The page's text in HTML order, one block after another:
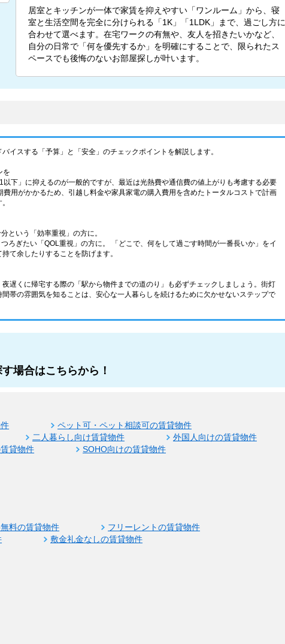
居室とキッチンが一体で家賃を抑えやすい「ワンルーム」から、寝
室と生活空間を完全に分けられる「1K」「1LDK」まで、過ごし方に
合わせて選べます。在宅ワークの有無や、友人を招きたいかなど、
自分の日常で「何を優先するか」を明確にすることで、限られたス
ペースでも後悔のないお部屋探しが叶います。
イスする「予算」と「安全」のチェックポイントを解説します。
を
下」に抑えるのが一般的ですが、最近は光熱費や通信費の値上がりも考慮する必要
用がかかるため、引越し料金や家具家電の購入費用を含めたトータルコストで計画
という「効率重視」の方に。
ろぎたい「QOL重視」の方に。 「どこで、何をして過ごす時間が一番長いか」をイ
て余したりすることを防げます。
遅くに帰宅する際の「駅から物件までの道のり」も必ずチェックしましょう。街灯
帯の雰囲気を知ることは、安心な一人暮らしを続けるために欠かせないステップで
場合はこちらから！
ペット可・ペット相談可の賃貸物件
二人暮らし向け賃貸物件
外国人向けの賃貸物件
貸物件 SOHO向けの賃貸物件
料の賃貸物件
フリーレントの賃貸物件
敷金礼金なしの賃貸物件